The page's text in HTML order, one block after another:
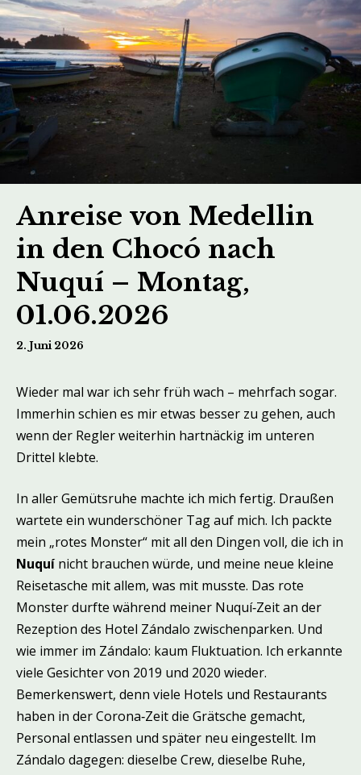
Anreise von Medellin
in den Chocó nach
Nuquí – Montag,
01.06.2026
2. Juni 2026
Wieder mal war ich sehr früh wach – mehrfach sogar.
Immerhin schien es mir etwas besser zu gehen, auch
wenn der Regler weiterhin hartnäckig im unteren
Drittel klebte.
In aller Gemütsruhe machte ich mich fertig. Draußen
wartete ein wunderschöner Tag auf mich. Ich packte
mein „rotes Monster“ mit all den Dingen voll, die ich in
Nuquí nicht brauchen würde, und meine neue kleine
Reisetasche mit allem, was mit musste. Das rote
Monster durfte während meiner Nuquí‑Zeit an der
Rezeption des Hotel Zándalo zwischenparken. Und
wie immer im Zándalo: kaum Fluktuation. Ich erkannte
viele Gesichter von 2019 und 2020 wieder.
Bemerkenswert, denn viele Hotels und Restaurants
haben in der Corona‑Zeit die Grätsche gemacht,
Personal entlassen und später neu eingestellt. Im
Zándalo dagegen: dieselbe Crew, dieselbe Ruhe,